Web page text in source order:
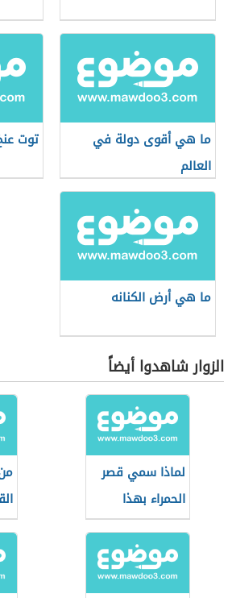
ما هي أقوى دولة في
العالم
توت
ما هي أرض الكنانه
الزوار شاهدوا أيضاً
لماذا سمي قصر
الحمراء بهذا
الإسم